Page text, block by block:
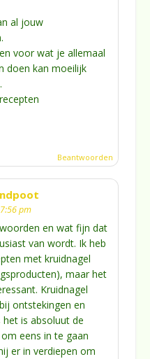
al jouw
voor wat je allemaal
doen kan moeilijk
Beantwoorden
pm
en wat fijn dat
van wordt. Ik heb
met kruidnagel
maar het
Kruidnagel
ontstekingen en
het is absoluut de
eens in te gaan
er in verdiepen om